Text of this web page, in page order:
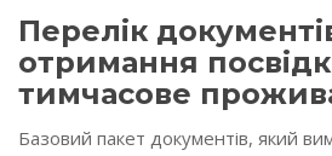
Перелік
отримання
тимчасове
Базовий пакет документів, який